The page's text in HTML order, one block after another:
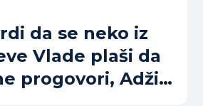
da se neko iz
Vlade plaši da
progovori, Adžić